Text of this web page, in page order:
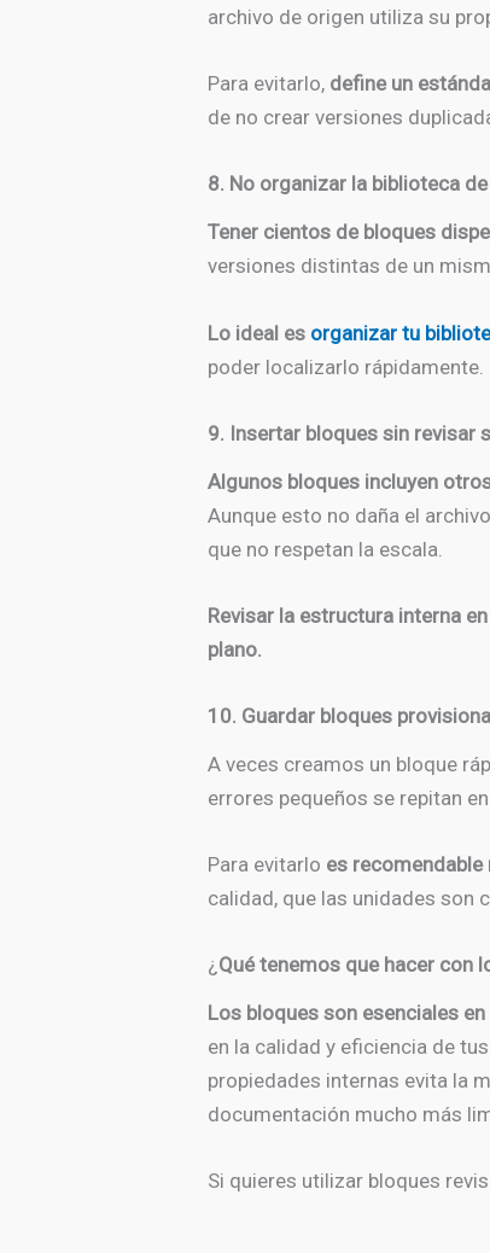
archivo de origen utiliza su
Para evitarlo, define un
de no crear versiones
8. No organizar la biblioteca
Tener cientos de bloques
versiones distintas de un
Lo ideal es organizar tu
poder localizarlo rápidamente.
9. Insertar bloques sin revisar
Algunos bloques incluyen
Aunque esto no daña el
que no respetan la escala.
Revisar la estructura interna
plano.
10. Guardar bloques
A veces creamos un bloque
errores pequeños se repitan
Para evitarlo es
calidad, que las unidades son
¿ Qué tenemos que hacer con
Los bloques son esenciales
en la calidad y eficiencia de
propiedades internas evita la
documentación mucho más
Si quieres utilizar bloques